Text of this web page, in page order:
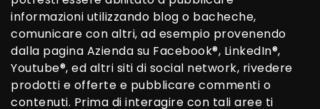
informazioni utilizzando blog o bacheche,
comunicare con altri, ad esempio provenendo
dalla pagina Azienda su Facebook®, LinkedIn®,
Youtube®, ed altri siti di social network, rivedere
prodotti e offerte e pubblicare commenti o
contenuti. Prima di interagire con tali aree ti